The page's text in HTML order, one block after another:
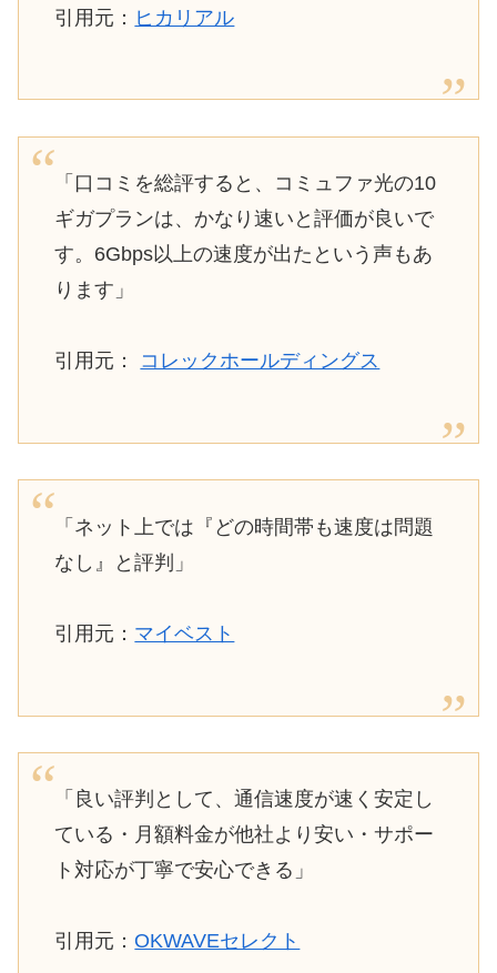
引用元： ヒカリアル
「口コミを総評すると、コミュファ光の10
ギガプランは、かなり速いと評価が良いで
す。6Gbps以上の速度が出たという声もあ
ります」
引用元： コレックホールディングス
「ネット上では『どの時間帯も速度は問題
なし』と評判」
引用元： マイベスト
「良い評判として、通信速度が速く安定し
ている・月額料金が他社より安い・サポー
ト対応が丁寧で安心できる」
引用元：OKWAVEセレクト